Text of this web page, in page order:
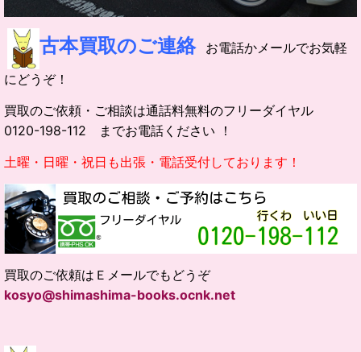
古本買取のご連絡
お電話かメールでお気軽
にどうぞ！
買取のご依頼・ご相談は通話料無料のフリーダイヤル
0120-198-112 までお電話ください ！
土曜・日曜・祝日も出張・電話受付しております！
買取のご依頼はＥメールでもどうぞ
kosyo@shimashima-books.ocnk.net